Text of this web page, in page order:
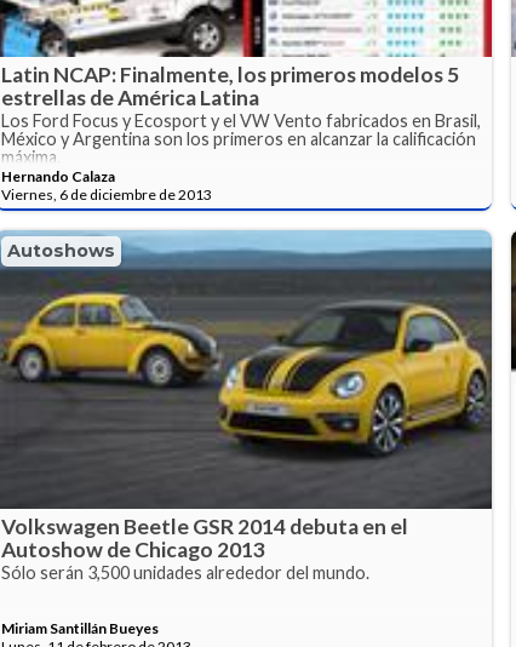
Latin NCAP: Finalmente, los primeros modelos 5
estrellas de América Latina
Los Ford Focus y Ecosport y el VW Vento fabricados en Brasil,
México y Argentina son los primeros en alcanzar la calificación
máxima.
Hernando Calaza
Viernes, 6 de diciembre de 2013
Autoshows
Volkswagen Beetle GSR 2014 debuta en el
Autoshow de Chicago 2013
Sólo serán 3,500 unidades alrededor del mundo.
Miriam Santillán Bueyes